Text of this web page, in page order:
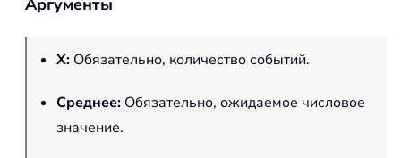
X: Обязательно, количество событий.
Среднее: Обязательно, ожидаемое числовое
значение.